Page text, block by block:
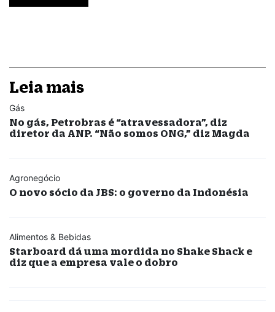
Leia mais
Gás
No gás, Petrobras é “atravessadora”, diz
diretor da ANP. “Não somos ONG,” diz Magda
Agronegócio
O novo sócio da JBS: o governo da Indonésia
Alimentos & Bebidas
Starboard dá uma mordida no Shake Shack e
diz que a empresa vale o dobro